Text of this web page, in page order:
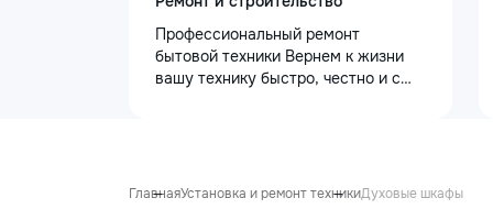
Профессиональный ремонт
бытовой техники Вернем к жизни
вашу технику быстро, честно и с
течение 1–2 часов после заявки. 📉
ГлавнаяУстановка и ремонт техникиДуховые шкафы